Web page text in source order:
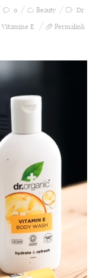
0 Beauty
Dr
Vitamine E
Permalink